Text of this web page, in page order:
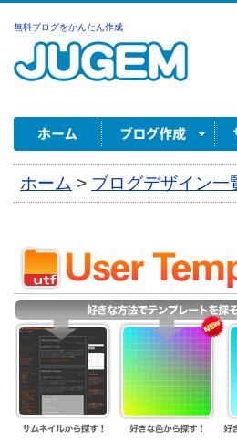
無料ブログをかんたん作成
ホーム > ブログデザイン一